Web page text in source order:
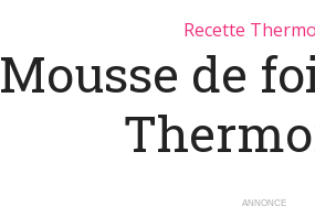
Recette
Mousse de
ANNONCE